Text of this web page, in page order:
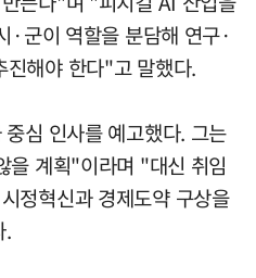
·군이 역할을 분담해 연구·
해야 한다"고 말했다.
심 인사를 예고했다. 그는
을 계획"이라며 "대신 취임
정혁신과 경제도약 구상을
.